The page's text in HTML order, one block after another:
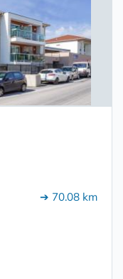
➔ 70.08 km